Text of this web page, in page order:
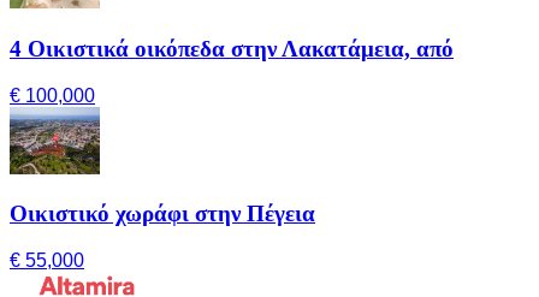
4 Οικιστικά οικόπεδα στην Λακατάμεια, από
€ 100,000
Οικιστικό χωράφι στην Πέγεια
€ 55,000